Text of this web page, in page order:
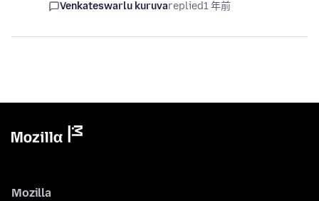
Venkateswarlu kuruvareplied1 年前
Mozilla